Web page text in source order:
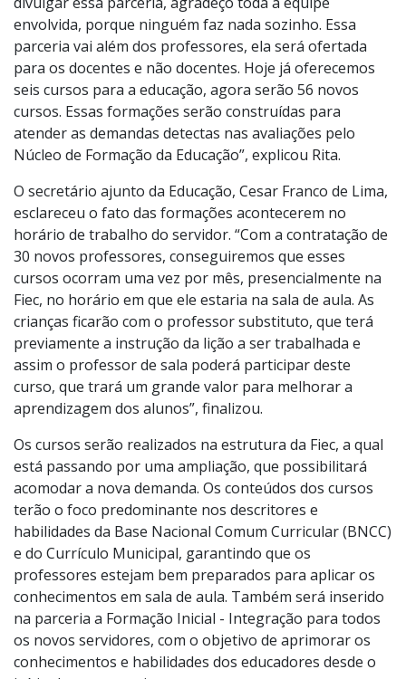
A superintendente da Fiec, Rita de Cássia Trasferetti,
ressaltou a importância da formação continuada para o
sucesso na educação. “É muito bom estar aqui para
divulgar essa parceria, agradeço toda a equipe
envolvida, porque ninguém faz nada sozinho. Essa
parceria vai além dos professores, ela será ofertada
para os docentes e não docentes. Hoje já oferecemos
seis cursos para a educação, agora serão 56 novos
cursos. Essas formações serão construídas para
atender as demandas detectas nas avaliações pelo
Núcleo de Formação da Educação”, explicou Rita.
O secretário ajunto da Educação, Cesar Franco de Lima,
esclareceu o fato das formações acontecerem no
horário de trabalho do servidor. “Com a contratação de
30 novos professores, conseguiremos que esses
cursos ocorram uma vez por mês, presencialmente na
Fiec, no horário em que ele estaria na sala de aula. As
crianças ficarão com o professor substituto, que terá
previamente a instrução da lição a ser trabalhada e
assim o professor de sala poderá participar deste
curso, que trará um grande valor para melhorar a
aprendizagem dos alunos”, finalizou.
Os cursos serão realizados na estrutura da Fiec, a qual
está passando por uma ampliação, que possibilitará
acomodar a nova demanda. Os conteúdos dos cursos
terão o foco predominante nos descritores e
habilidades da Base Nacional Comum Curricular (BNCC)
e do Currículo Municipal, garantindo que os
professores estejam bem preparados para aplicar os
conhecimentos em sala de aula. Também será inserido